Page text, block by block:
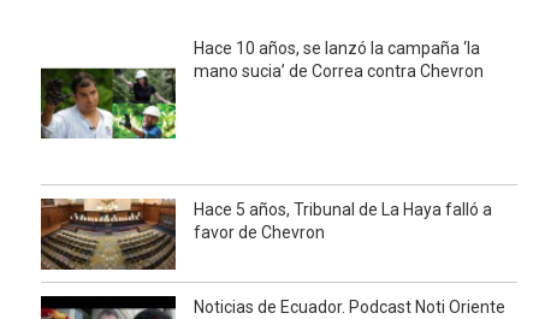
Hace 10 años, se lanzó la campaña ‘la
mano sucia’ de Correa contra Chevron
Hace 5 años, Tribunal de La Haya falló a
favor de Chevron
Noticias de Ecuador. Podcast Noti Oriente